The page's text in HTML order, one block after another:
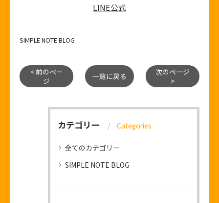
LINE公式
SIMPLE NOTE BLOG
< 前のペー
ジ
一覧に戻る
次のページ
>
カテゴリー Categories
全てのカテゴリー
SIMPLE NOTE BLOG